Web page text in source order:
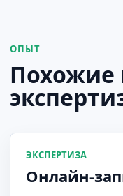
ОПЫТ
Похожие
ЭКСПЕРТИЗА
Онлайн-